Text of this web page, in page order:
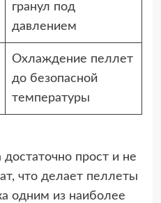
гранул под
давлением
Охлаждение пеллет
до безопасной
температуры
прост и не
что делает пеллеты
одним из наиболее